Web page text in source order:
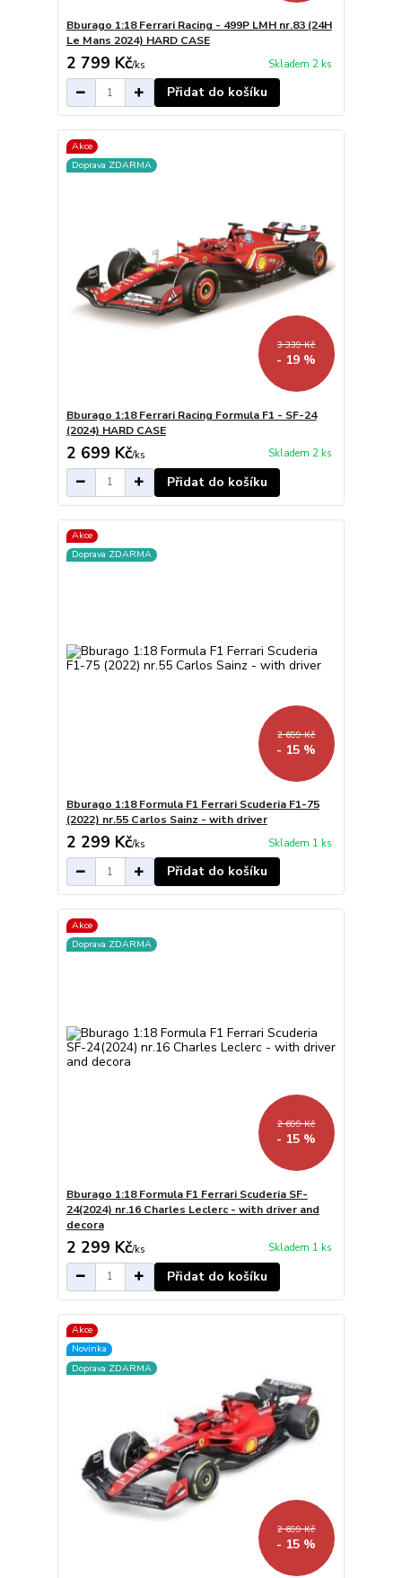
Bburago 1:18 Ferrari Racing - 499P LMH nr.83 (24H
Le Mans 2024) HARD CASE
2 799 Kč/ks Skladem 2 ks
Přidat do košíku
Akce
Doprava ZDARMA
3 339 Kč
- 19 %
Bburago 1:18 Ferrari Racing Formula F1 - SF-24
(2024) HARD CASE
2 699 Kč/ks Skladem 2 ks
Přidat do košíku
Akce
Doprava ZDARMA
2 699 Kč
- 15 %
Bburago 1:18 Formula F1 Ferrari Scuderia F1-75
(2022) nr.55 Carlos Sainz - with driver
2 299 Kč/ks Skladem 1 ks
Přidat do košíku
Akce
Doprava ZDARMA
2 699 Kč
- 15 %
Bburago 1:18 Formula F1 Ferrari Scuderia SF-
24(2024) nr.16 Charles Leclerc - with driver and
decora
2 299 Kč/ks Skladem 1 ks
Přidat do košíku
Akce
Novinka
Doprava ZDARMA
2 699 Kč
- 15 %